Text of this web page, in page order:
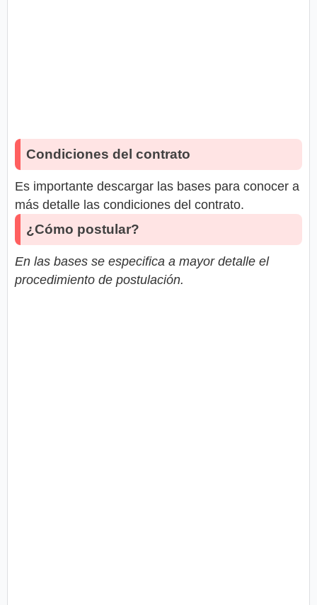
Condiciones del contrato
Es importante descargar las bases para conocer a
más detalle las condiciones del contrato.
¿Cómo postular?
En las bases se especifica a mayor detalle el
procedimiento de postulación.